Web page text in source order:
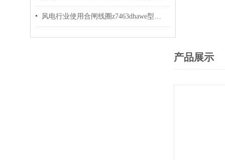
风电行业使用合闸线圈z7463dhawe型号gr2-0kb-g5/30×48现货
产品展示